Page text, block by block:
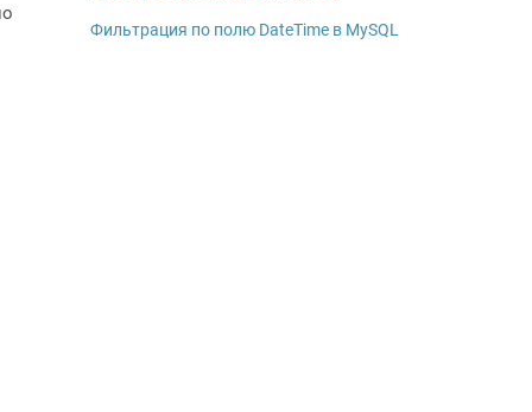
Фильтрация по полю DateTime в MySQL